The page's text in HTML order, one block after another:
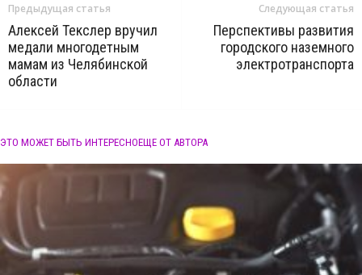
Предыдущая статья
Алексей Текслер вручил
медали многодетным
мамам из Челябинской
области
Следующая статья
Перспективы развития
городского наземного
электротранспорта
ЭТО МОЖЕТ БЫТЬ ИНТЕРЕСНОЕЩЕ ОТ АВТОРА